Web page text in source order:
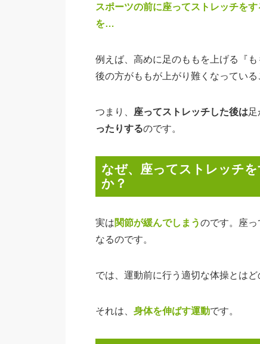
スポーツの前に座ってストレッチを
を…
例えば、高めに足のももを上げる『
後の方がももが上がり難くなってい
つまり、 座ってストレッチした後は
ったりするのです。
なぜ、座ってストレッチ
か？
実は関節が緩んでしまうのです。座っ
なるのです。
では、運動前に行う適切な体操とは
それは、 身体を伸ばす運動です。